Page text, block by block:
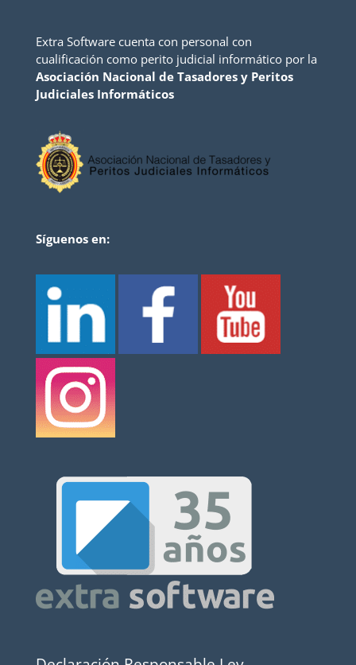
Extra Software cuenta con personal con
cualificación como perito judicial informático por la
Asociación Nacional de Tasadores y Peritos
Judiciales Informáticos
Síguenos en: